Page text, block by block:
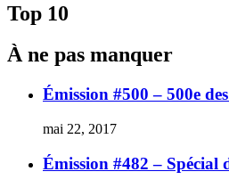
Top 10
À ne pas manquer
Émission #500 – 500e
mai 22, 2017
Émission #482 – Spécial